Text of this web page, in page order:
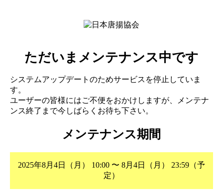
ただいまメンテナンス中です
システムアップデートのためサービスを停止していま
す。
ユーザーの皆様にはご不便をおかけしますが、メンテナ
ンス終了まで今しばらくお待ち下さい。
メンテナンス期間
2025年8月4日（月） 10:00 〜 8月4日（月） 23:59（予
定）